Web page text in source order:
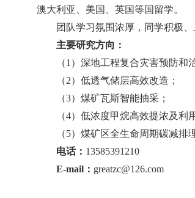
澳大利亚、美国、英国等国留学。
团队学习氛围浓厚，同学积极
主要研究方向：
（1）深地工程复合灾害预防和
（2）低透气储层高效改造；
（3）煤矿瓦斯智能抽采；
（4）低浓度甲烷高效提浓及利
（5）煤矿区全生命周期碳减排
电话： 13585391210
E-mail ： greatzc@126.com